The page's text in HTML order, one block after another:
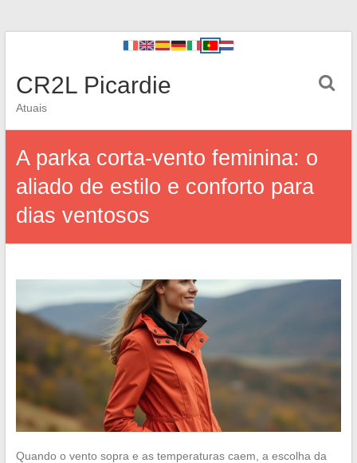
CR2L Picardie
Atuais
A parka corta-vento feminina: o
aliado de estilo e conforto para
dias ventosos
Quando o vento sopra e as temperaturas caem, a escolha da